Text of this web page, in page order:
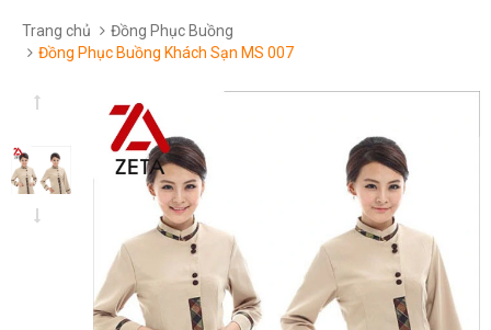
Trang chủ
Đồng Phục Buồng
Đồng Phục Buồng Khách Sạn MS 007